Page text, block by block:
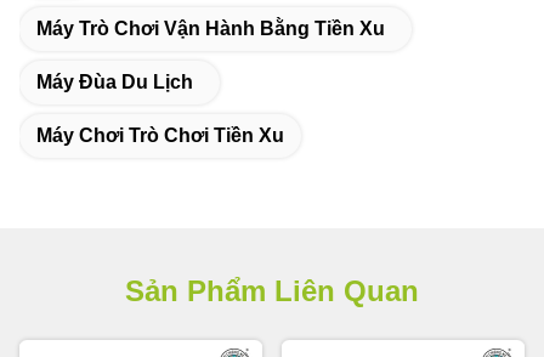
Máy Trò Chơi Vận Hành Bằng Tiền Xu
Máy Đùa Du Lịch
Máy Chơi Trò Chơi Tiền Xu
Sản Phẩm Liên Quan